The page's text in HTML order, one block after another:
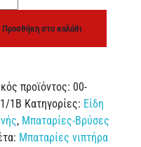
Προσθήκη στο καλάθι
προϊόντος: 00-
1B Κατηγορίες: Είδη
, Μπαταρίες-Βρύσες
Μπαταρίες νιπτήρα